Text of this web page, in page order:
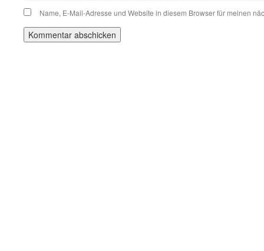
Name, E-Mail-Adresse und Website in diesem Browser für meinen